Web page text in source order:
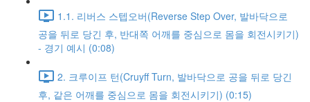
1.1. 리버스 스텝오버(Reverse Step Over, 발바닥으로
공을 뒤로 당긴 후, 반대쪽 어깨를 중심으로 몸을 회전시키기)
- 경기 예시 (0:08)
2. 크루이프 턴(Cruyff Turn, 발바닥으로 공을 뒤로 당긴
후, 같은 어깨를 중심으로 몸을 회전시키기) (0:15)